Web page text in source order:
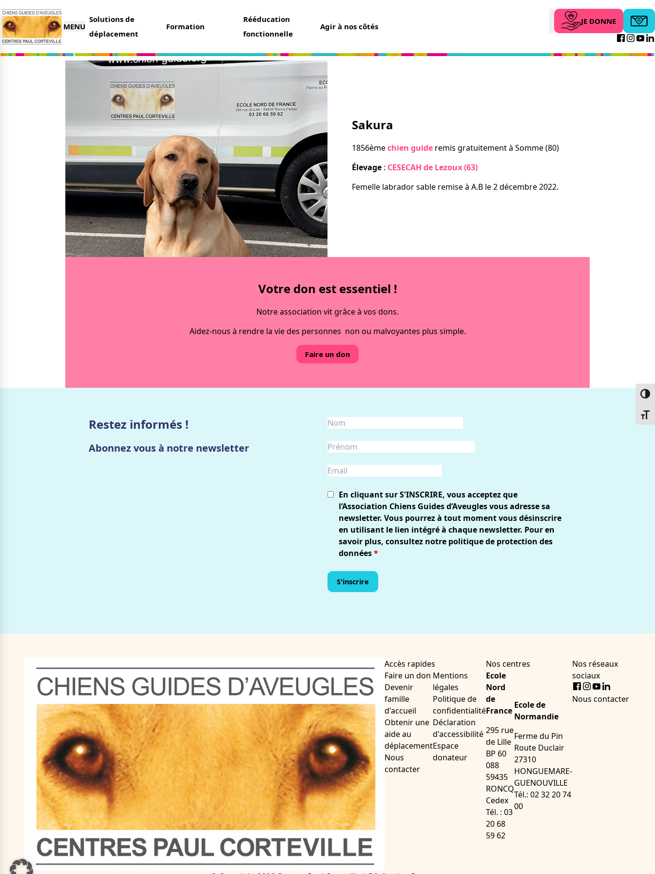
MENU
Solutions de
déplacement
Formation
Rééducation
fonctionnelle
Agir à nos côtés Search JE DONNE
Nos centres
Actualités
Nos remises
Nos solutions
Le chien guide d’aveugle
La canne blanche électronique
Faire un don
Legs et assurance vie
Organiser une collecte
Parrainer un futur chien guide
Devenir famille d’accueil
Devenir bénévole
Tout savoir
Irremplaçables, la série
Sakura
1856èmechien guide remis gratuitement à Somme (80)
Élevage : CESECAH de Lezoux (63)
Femelle labrador sable remise à A.B le 2 décembre 2022.
Votre don est essentiel !
Notre association vit grâce à vos dons.
Aidez-nous à rendre la vie des personnes non ou malvoyantes plus simple.
Faire un don
Restez informés !
Abonnez vous à notre newsletter
En cliquant sur S'INSCRIRE, vous acceptez que
l’Association Chiens Guides d’Aveugles vous adresse sa
newsletter. Vous pourrez à tout moment vous désinscrire
en utilisant le lien intégré à chaque newsletter. Pour en
savoir plus, consultez notre politique de protection des
données*
Accès rapides
Faire un don
Devenir
famille
d'accueil
Obtenir une
aide au
déplacement
Nous
contacter
Mentions
légales
Politique de
confidentialité
Déclaration
d'accessibilité
Espace
donateur
Nos centres
Ecole
Nord
de
France
295 rue
de Lille
BP 60
088
59435
RONCQ
Cedex
Tél. : 03
20 68
59 62
Ecole de
Normandie
Ferme du Pin
Route Duclair
27310
HONGUEMARE-
GUENOUVILLE
Tél.: 02 32 20 74
00
Nos réseaux
sociaux
Facebook
Instagram
Youtube
Nous contacter